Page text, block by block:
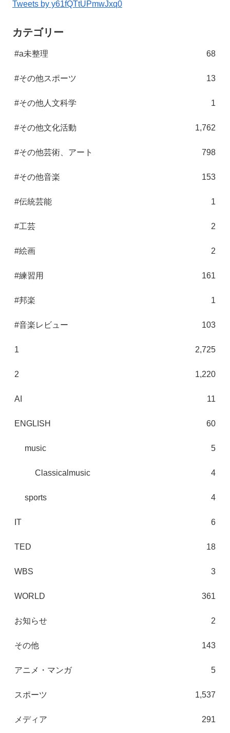
Tweets by y61fQTtUPmwJxq0
カテゴリー
#a未整理 68
#その他スポーツ 13
#その他人文科学 1
#その他文化活動 1,762
#その他芸術、アート 798
#その他音楽 153
#伝統芸能 1
#工芸 2
#絵画 2
#練習用 161
#邦楽 1
#音楽レビュー 103
1 2,725
2 1,220
AI 11
ENGLISH 60
music 5
Classicalmusic 4
sports 4
IT 6
TED 18
WBS 3
WORLD 361
お知らせ 2
その他 143
アニメ・マンガ 5
スポーツ 1,537
メディア 291